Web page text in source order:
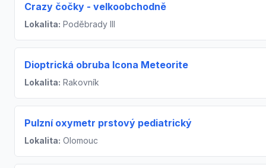
Crazy čočky - velkoobchodně
Lokalita: Poděbrady III
Dioptrická obruba Icona Meteorite
Lokalita: Rakovník
Pulzní oxymetr prstový pediatrický
Lokalita: Olomouc